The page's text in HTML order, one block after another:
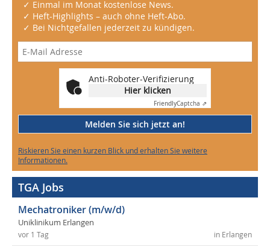
✓ Einmal im Monat kostenlose News.
✓ Heft-Highlights – auch ohne Heft-Abo.
✓ Bei Nichtgefallen jederzeit zu kündigen.
Anti-Roboter-Verifizierung
Hier klicken
FriendlyCaptcha ⇗
Melden Sie sich jetzt an!
Riskieren Sie einen kurzen Blick und erhalten Sie weitere
Informationen.
TGA Jobs
Mechatroniker (m/w/d)
Uniklinikum Erlangen
in Erlangen
vor 1 Tag